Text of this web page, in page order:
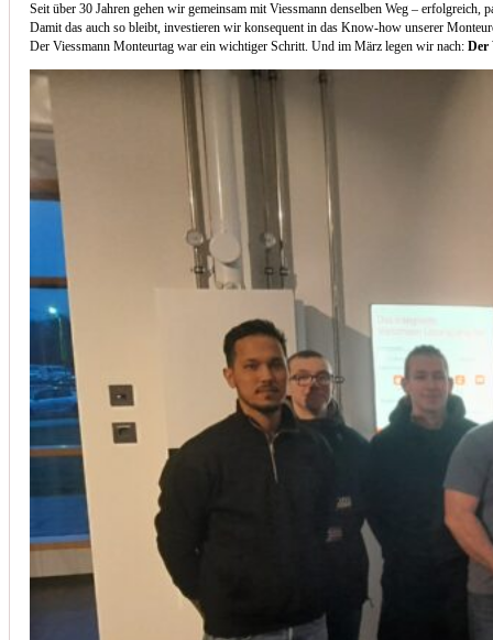
Seit über 30 Jahren gehen wir gemeinsam mit Viessmann denselben Weg – erfolgreich,
Damit das auch so bleibt, investieren wir konsequent in das Know-how unserer
Der Viessmann Monteurtag war ein wichtiger Schritt. Und im März legen wir nach:Der
Installation von Klimaanlagen
SERVICE
Wir legen großen Wert auf Qualität und
Kundenzufriedenheit. Bei der Installation von
Klimaanlagen verwenden wir nur hochwertige
Produkte führender Hersteller und gewährleisten,
dass jede Installation nicht nur effizient, sondern
auch energieeinsparend ist.